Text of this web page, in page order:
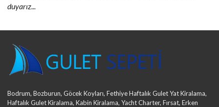
duyarız...
Bodrum, Bozburun, Göcek Koyları, Fethiye Haftalık Gulet Yat Kiralama,
Haftalık Gulet Kiralama, Kabin Kiralama, Yacht Charter, Fırsat, Erken